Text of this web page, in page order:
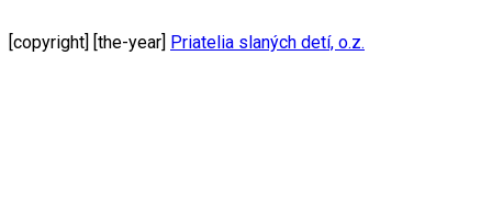
[copyright] [the-year] Priatelia slaných detí, o.z.